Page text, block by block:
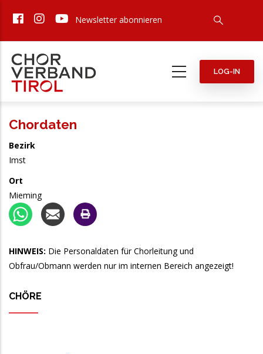
zum
Newsletter abonnieren
LOG-IN
Chordaten
Bezirk
Imst
Ort
Mieming
HINWEIS: Die Personaldaten für Chorleitung und
Obfrau/Obmann werden nur im internen Bereich angezeigt!
CHÖRE